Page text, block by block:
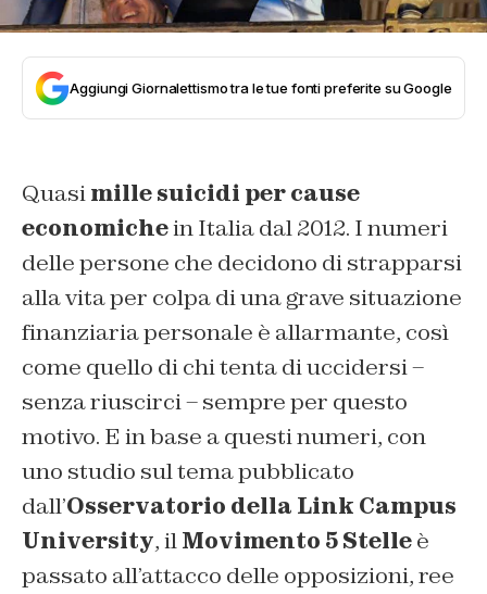
Aggiungi Giornalettismo tra le tue fonti preferite su Google
Quasimille suicidi per cause
economichein Italia dal 2012. I numeri
delle persone che decidono di strapparsi
alla vita per colpa di una grave situazione
finanziaria personale è allarmante, così
come quello di chi tenta di uccidersi –
senza riuscirci – sempre per questo
motivo. E in base a questi numeri, con
uno studio sul tema pubblicato
dall’Osservatorio della Link Campus
University, ilMovimento 5 Stelleè
passato all’attacco delle opposizioni, ree